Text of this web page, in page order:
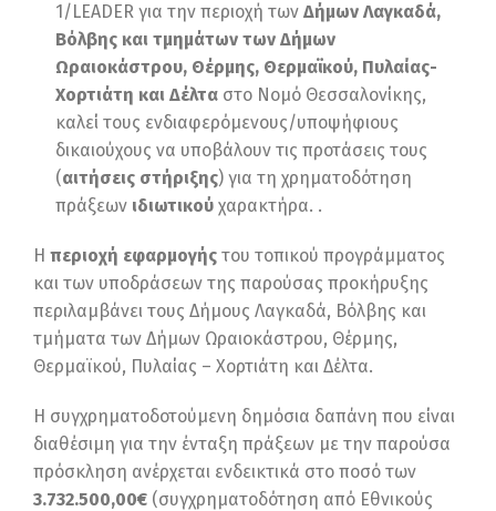
1/LEADER για την περιοχή των Δήμων Λαγκαδά,
Βόλβης και τμημάτων των Δήμων
Ωραιοκάστρου, Θέρμης, Θερμαϊκού, Πυλαίας-
Χορτιάτη και Δέλτα στο Νομό Θεσσαλονίκης,
καλεί τους ενδιαφερόμενους/υποψήφιους
δικαιούχους να υποβάλουν τις προτάσεις τους
(αιτήσεις στήριξης) για τη χρηματοδότηση
πράξεων ιδιωτικού χαρακτήρα. .
Η περιοχή εφαρμογής του τοπικού προγράμματος
και των υποδράσεων της παρούσας προκήρυξης
περιλαμβάνει τους Δήμους Λαγκαδά, Βόλβης και
τμήματα των Δήμων Ωραιοκάστρου, Θέρμης,
Θερμαϊκού, Πυλαίας – Χορτιάτη και Δέλτα.
Η συγχρηματοδοτούμενη δημόσια δαπάνη που είναι
διαθέσιμη για την ένταξη πράξεων με την παρούσα
πρόσκληση ανέρχεται ενδεικτικά στο ποσό των
3.732.500,00€ (συγχρηματοδότηση από Εθνικούς